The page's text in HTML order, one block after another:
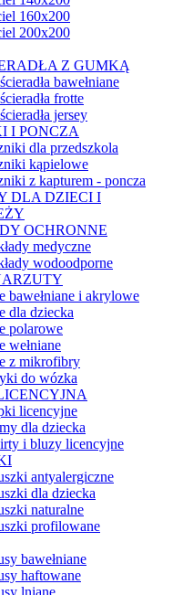
160x200
200x200
Z GUMKĄ
bawełniane
frotte
jersey
I PONCZA
dla przedszkola
kąpielowe
z kapturem - poncza
DLA DZIECI I
OCHRONNE
medyczne
wodoodporne
bawełniane i akrylowe
dla dziecka
polarowe
wełniane
z mikrofibry
do wózka
licencyjne
dla dziecka
i bluzy licencyjne
antyalergiczne
dla dziecka
naturalne
profilowane
bawełniane
haftowane